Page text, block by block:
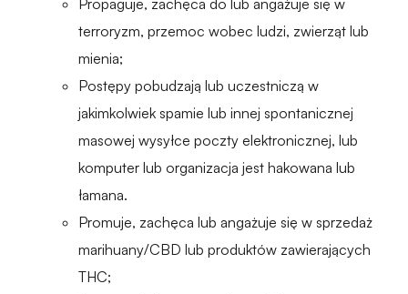
Propaguje, zachęca do lub angażuje się w
terroryzm, przemoc wobec ludzi, zwierząt lub
mienia;
Postępy pobudzają lub uczestniczą w
jakimkolwiek spamie lub innej spontanicznej
masowej wysyłce poczty elektronicznej, lub
komputer lub organizacja jest hakowana lub
łamana.
Promuje, zachęca lub angażuje się w sprzedaż
marihuany/CBD lub produktów zawierających
THC;